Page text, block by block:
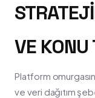
VE KONU
Platform
ve veri dağıtım